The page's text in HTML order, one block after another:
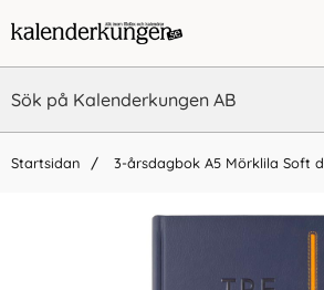
Startsidan 3-årsdagbok A5 Mörklila Soft
Vi